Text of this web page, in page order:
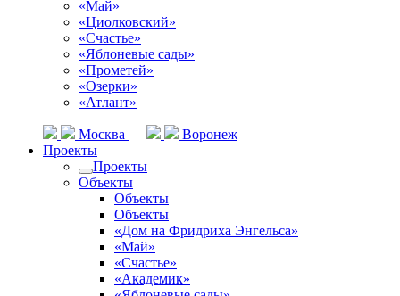
«Май»
«Циолковский»
«Счастье»
«Яблоневые сады»
«Прометей»
«Озерки»
«Атлант»
Москва
Воронеж
Проекты
Проекты
Объекты
Объекты
Объекты
«Дом на Фридриха Энгельса»
«Май»
«Счастье»
«Академик»